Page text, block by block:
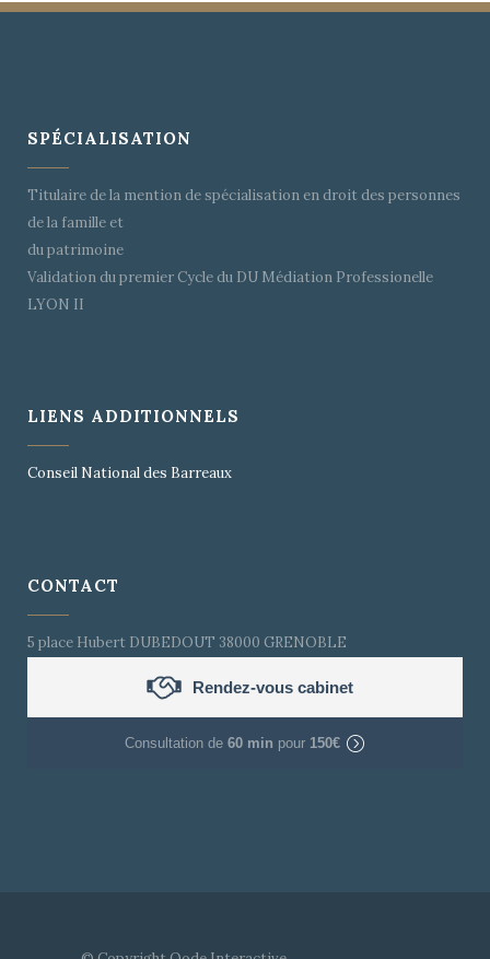
SPÉCIALISATION
Titulaire de la mention de spécialisation en droit des personnes
de la famille et
du patrimoine
Validation du premier Cycle du DU Médiation Professionelle
LYON II
LIENS ADDITIONNELS
Conseil National des Barreaux
CONTACT
5 place Hubert DUBEDOUT 38000 GRENOBLE
Rendez-vous cabinet
Consultation de 60 min pour 150€